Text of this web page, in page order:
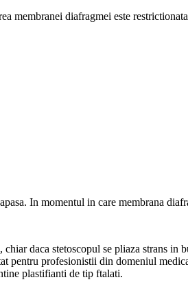
membranei diafragmei este
In momentul in care membrana
daca stetoscopul se pliaza strans
pentru profesionistii din domeniul
plastifianti de tip ftalati.